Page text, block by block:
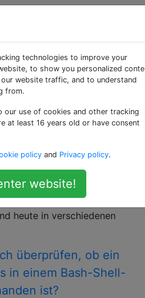
getaggte
für die
Fragen vorgesehen, die in
an die Unix & Linux Stack
User gerichtet werden.
ist ein Allzweck-
der 1960er Jahre von Bell
heute in verschiedenen
überprüfen, ob ein
in einem Bash-Shell-
ist?
technologies to improve your
to show you personalized
website traffic, and to understand
from.
our use of cookies and other tracking
at least 16 years old or have consent
policy and Privacy policy.
website!